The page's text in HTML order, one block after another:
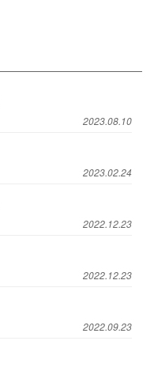
2023.08.10
2023.02.24
2022.12.23
2022.12.23
2022.09.23